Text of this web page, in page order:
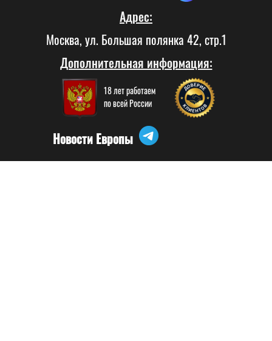
Адрес:
Москва, ул. Большая полянка 42, стр.1
Дополнительная информация:
18 лет работаем
по всей России
Новости Европы